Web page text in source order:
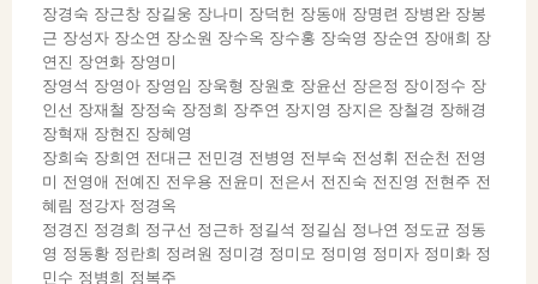
장경숙 장근창 장길웅 장나미 장덕헌 장동애 장명련 장병완 장봉
근 장성자 장소연 장소원 장수옥 장수홍 장숙영 장순연 장애희 장
연진 장연화 장영미
장영석 장영아 장영임 장욱형 장원호 장윤선 장은정 장이정수 장
인선 장재철 장정숙 장정희 장주연 장지영 장지은 장철경 장해경
장혁재 장현진 장혜영
장희숙 장희연 전대근 전민경 전병영 전부숙 전성휘 전순천 전영
미 전영애 전예진 전우용 전윤미 전은서 전진숙 전진영 전현주 전
혜림 정강자 정경옥
정경진 정경희 정구선 정근하 정길석 정길심 정나연 정도균 정동
영 정동황 정란희 정려원 정미경 정미모 정미영 정미자 정미화 정
민수 정병희 정복주